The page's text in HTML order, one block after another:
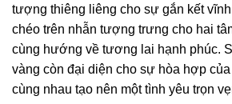
tượng thiêng liêng cho sự gắn kết
chéo trên nhẫn tượng trưng cho hai
cùng hướng về tương lai hạnh phúc.
vàng còn đại diện cho sự hòa hợp
cùng nhau tạo nên một tình yêu trọn